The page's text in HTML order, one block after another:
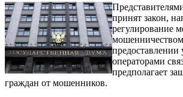
принят закон,
регулирование
предоставлении
операторами
предполагает
граждан от мошенников.